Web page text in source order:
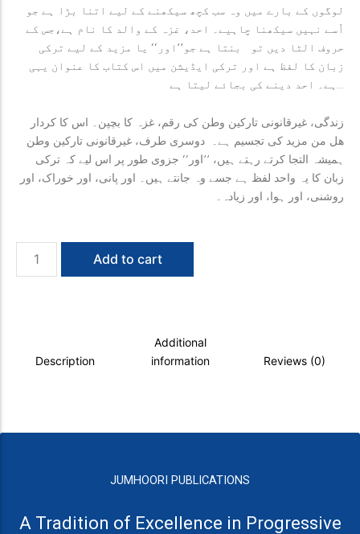
لوگوں کے بارے میں وہ سب کچھ سیکھنے کے لیے اتنا بڑا ہے جو
اُسے نہیں سیکھنا چاہیے۔ احد، غزہ کے والد کا نام ہے،جس کے
حروف الٹا دیں تو
بنتا ہے جو’’اور‘‘ یا مزید کے لیے ترکی
زبان کا لفظ ہے اور ترکی ایڈیشن میں اس کتاب کا عنوان یہی
ہے۔ احد دینے کی بجائے لیتا ہے...
زندگی، غیرقانونی تارکین وطن کی رقم، غزہ کا بچپن۔ اس کا کردار
ھل من مزید کی تجسیم ہے۔ دوسری طرف، غیرقانونی تارکین وطن
ہمیشہ التجا کرتے رہتے ہیں، ’’اور‘‘ جزوی طور پر اس لیے کہ ترکی
زبان کا یہ واحد لفظ ہے جسے وہ جانتے ہیں۔ اور پانی، اور خوراک، اور
روشنی، اور ہوا، اور زیادہ۔
-
Insaani
Add to cart
Description
Additional
information
Reviews (0)
JUMHOORI PUBLICATIONS
A Tradition of Excellence in Progressive